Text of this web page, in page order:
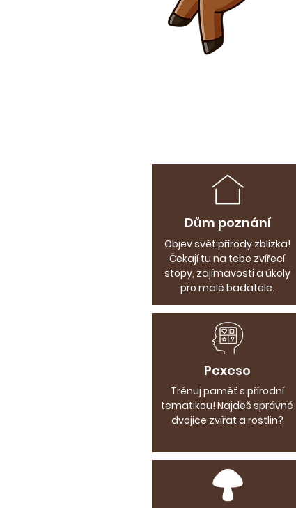
Dům poznání
Objev svět přírody zblízka!
Čekají tu na tebe zvířecí
stopy, zajímavosti a úkoly
pro malé badatele.
Pexeso
Trénuj paměť s přírodní
tematikou! Najdeš správné
dvojice zvířat a rostlin?